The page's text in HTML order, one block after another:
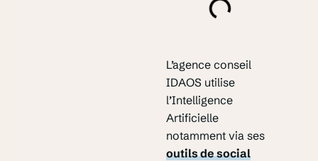
L’agence conseil
IDAOS utilise
l’Intelligence
Artificielle
notamment via ses
outils de social